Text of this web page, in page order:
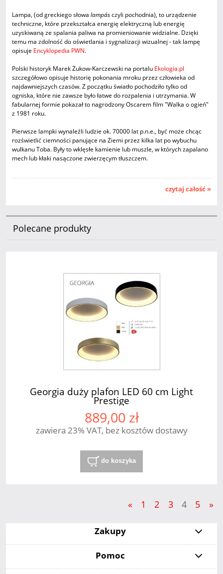
Lampa, (od greckiego słowa lampásczyli pochodnia), to urządzenie
techniczne, które przekształca energię elektryczną lub energię
uzyskiwaną ze spalania paliwa na promieniowanie widzialne. Dzięki
temu ma zdolność do oświetlania i sygnalizacji wizualnej - tak lampę
opisuje Encyklopedia PWN.
Polski historyk Marek Żukow-Karczewski na portalu Ekologia.pl
szczegółowo opisuje historię pokonania mroku przez człowieka od
najdawniejszych czasów. Z początku światło pochodziło tylko od
ogniska, które nie zawsze było łatwe do rozpalenia i utrzymania. W
fabularnej formie pokazał to nagrodzony Oscarem film "Walka o ogień"
z 1981 roku.
Pierwsze lampki wynaleźli ludzie ok. 70000 lat p.n.e., być może chcąc
rozświetlić ciemności panujące na Ziemi przez kilka lat po wybuchu
wulkanu Toba. Były to wklęsłe kamienie lub muszle, w których zapalano
mech lub kłaki nasączone zwierzęcym tłuszczem.
czytaj całość »
Polecane produkty
Georgia duży plafon LED 60 cm Light
Prestige
889,00 zł
zawiera 23% VAT, bez kosztów dostawy
do koszyka
« 1 2 3 4 5 »
Zakupy
Pomoc